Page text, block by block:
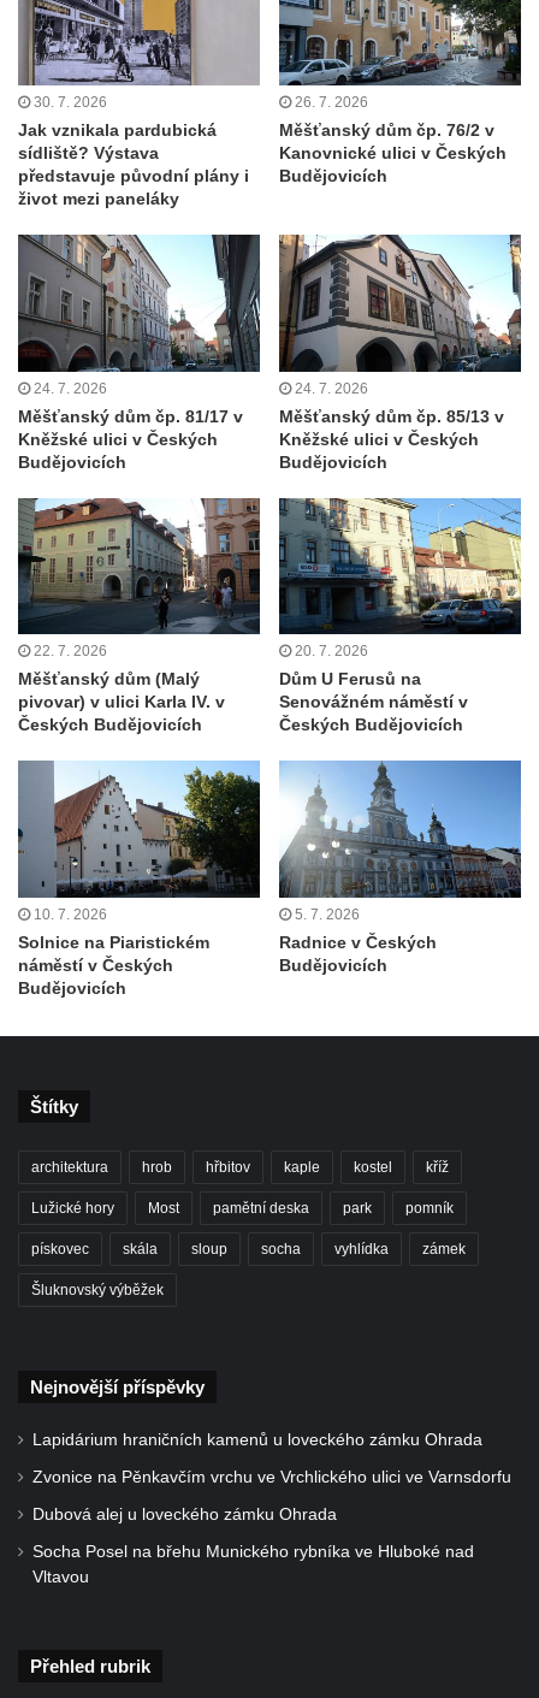
Novém Boru
Dům čp. 215 v ulici Bratří Čapků v Novém
Boru
Dům čp. 211 v Tkalcovské ulici v Novém
Boru
Dům čp. 206 v Tkalcovské ulici v Novém
Dům čp. 139 ve Špálově ulici v Novém Boru
Dům čp. 132 ve Sloupské ulici v Novém
Boru
Dům čp. 129 ve Sloupské ulici v Novém
Dům čp. 109 v Kalinově ulici v Novém Boru
Dům čp. 107 v Kalinově ulici v Novém Boru
Dům čp. 46 v ulici T. G. Masaryka v Novém
Boru
Dům čp. 106 v Kalinově ulici v Novém Boru
(informační středisko)
Kittelův dům čp. 101 v Novém Boru
Hornický dům Sokolov
Dům kultury Ostrov
Venkovské usedlosti Nový Drahov
Fuchsova vila v Kraslicích
Katova ulička v Kadani
Kittelův dům v Krásné u Pěnčína
Fara u kostela svatého Josefa v Krásné u
Pěnčína
Altán v parku u školy v Teplicích nad Metují
Jirschova vila čp. 1348/10 v ulici Pod
Škvárovník v Teplicích
Úřednický dům s voliérou u zámku v
okny u zámku v Teplicích
Ptačí schody u zámku v Teplicích
Pavilon Kolostůjovy věžičky v Teplicích
Dům čp. 72/1 v Lázeňské ulici v Teplicích –
Protiletecký kryt v Tanvaldu
30. 7. 2026
Jak vznikala pardubická
sídliště? Výstava
představuje původní plány i
život mezi paneláky
26. 7. 2026
Měšťanský dům čp. 76/2 v
Kanovnické ulici v Českých
Budějovicích
24. 7. 2026
Měšťanský dům čp. 81/17 v
Kněžské ulici v Českých
Budějovicích
24. 7. 2026
Měšťanský dům čp. 85/13 v
Kněžské ulici v Českých
Budějovicích
22. 7. 2026
Měšťanský dům (Malý
pivovar) v ulici Karla IV. v
Českých Budějovicích
20. 7. 2026
Dům U Ferusů na
Senovážném náměstí v
Českých Budějovicích
10. 7. 2026
Solnice na Piaristickém
náměstí v Českých
Budějovicích
5. 7. 2026
Radnice v Českých
Budějovicích
Štítky
architektura hrob hřbitov kaple kostel kříž
Lužické hory Most pamětní deska park pomník
pískovec skála sloup socha vyhlídka zámek
Šluknovský výběžek
Nejnovější příspěvky
Lapidárium hraničních kamenů u loveckého zámku Ohrada
Zvonice na Pěnkavčím vrchu ve Vrchlického ulici ve Varnsdorfu
Dubová alej u loveckého zámku Ohrada
Socha Posel na břehu Munického rybníka ve Hluboké nad
Vltavou
Přehled rubrik